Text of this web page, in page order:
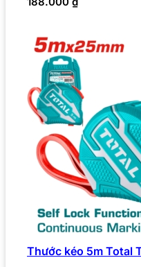
Thước kéo 5m Total